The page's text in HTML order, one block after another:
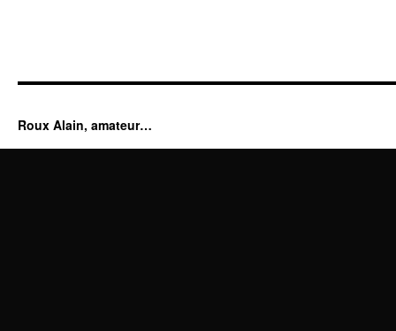
Roux Alain, amateur…